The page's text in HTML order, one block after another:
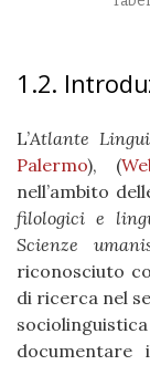
1.2.
L’Atlante
Palermo), (
nell’ambito
filologici e
Scienze
riconosciuto
di ricerca nel